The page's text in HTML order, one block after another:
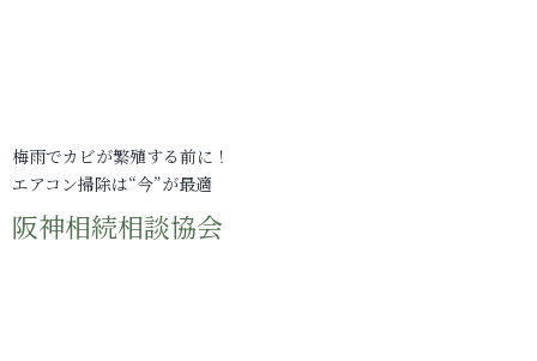
梅雨でカビが繁殖する前に！
エアコン掃除は“今”が最適
阪神相続相談協会